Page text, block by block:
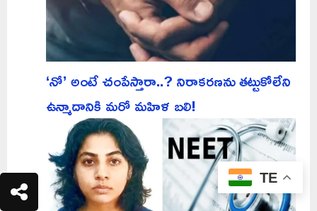
‘నో’ అంటే చంపేస్తారా..? నిరాకరణను తట్టుకోలేని
ఉన్మాదానికి మరో మహిళ బలి!
TE